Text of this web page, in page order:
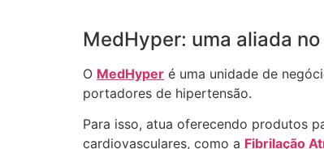
MedHyper: uma aliada
O MedHyper é uma unidade de
portadores de hipertensão.
Para isso, atua oferecendo produtos
cardiovasculares, como a Fibrilação